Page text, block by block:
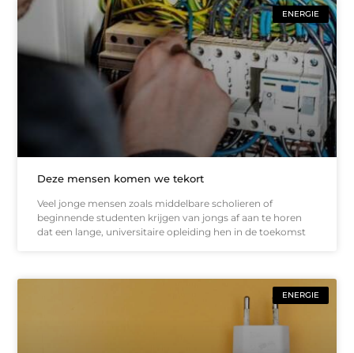
ENERGIE
Deze mensen komen we tekort
Veel jonge mensen zoals middelbare scholieren of
beginnende studenten krijgen van jongs af aan te horen
dat een lange, universitaire opleiding hen in de toekomst
ENERGIE